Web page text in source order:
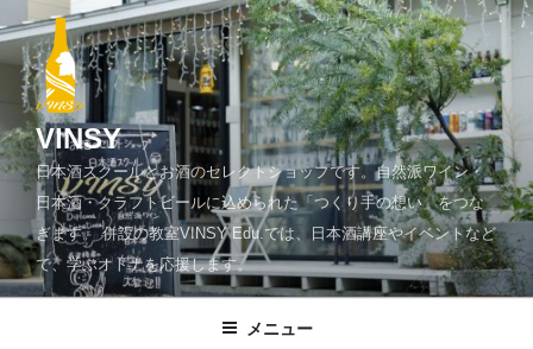
ン
ツ
へ
ッ
プ
VINSY
日本酒スクールとお酒のセレクトショップです。自然派ワイン・
日本酒・クラフトビールに込められた「つくり手の想い」をつな
ぎます。 併設の教室VINSY Edu.では、日本酒講座やイベントなど
で、学ぶオトナを応援します。
メニュー